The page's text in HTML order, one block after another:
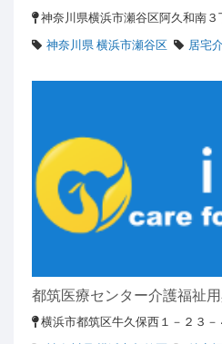
神奈川県横浜市瀬谷区阿久和南３
神奈川県 横浜市瀬谷区
居宅
都筑医療センター介護福祉
横浜市都筑区牛久保西１－２３